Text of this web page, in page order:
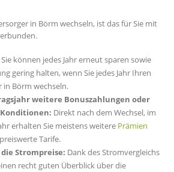
in Börm wechseln, ist das für Sie mit
Sie können jedes Jahr erneut sparen sowie
gering halten, wenn Sie jedes Jahr Ihren
in Börm wechseln.
weitere Bonuszahlungen oder
Direkt nach dem Wechsel, im
erhalten Sie meistens weitere Prämien
Tarife.
Strompreise: Dank des Stromvergleichs
recht guten Überblick über die